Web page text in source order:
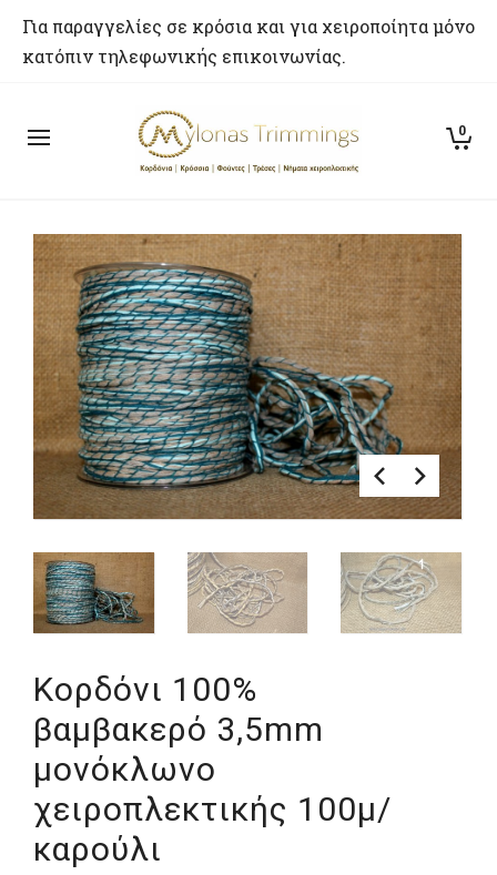
Για παραγγελίες σε κρόσια και για χειροποίητα μόνο
κατόπιν τηλεφωνικής επικοινωνίας.
0
Κορδόνι 100%
βαμβακερό 3,5mm
μονόκλωνο
χειροπλεκτικής 100μ/
καρούλι